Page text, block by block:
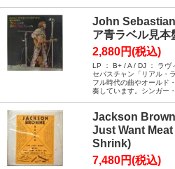
John
ア青ラベル見本
2,880円(税込)
LP ： B+ / A / DJ ： ラヴ
セバスチャン「リアル・
フル時代の曲やオールド
奏しています。シンガー
Jackson
Just Want
Shrink)
7,480円(税込)